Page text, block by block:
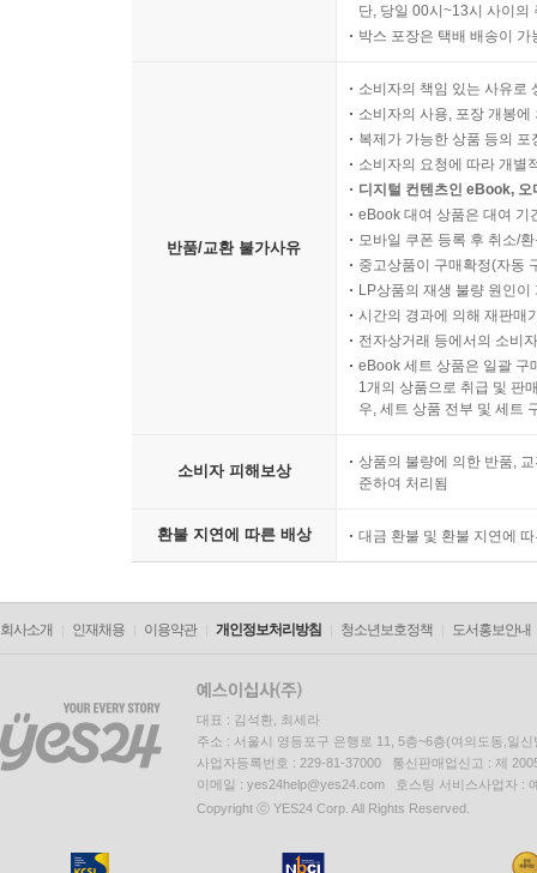
단, 당일 00시~13시 사이의
박스 포장은 택배 배송이
반품/교환 불가사유
소비자의 책임 있는 사유로
소비자의 사용, 포장 개봉
복제가 가능한 상품 등의
소비자의 요청에 따라 개별
디지털 컨텐츠인 eBook,
eBook 대여 상품은 대여 기
모바일 쿠폰 등록 후 취소/
중고상품이 구매확정(자동
LP상품의 재생 불량 원인
시간의 경과에 의해 재판매
전자상거래 등에서의 소비
eBook 세트 상품은 일괄 구
1개의 상품으로 취급 및 판
우, 세트 상품 전부 및 세트
소비자 피해보상
상품의 불량에 의한 반품,
준하여 처리됨
환불 지연에 따른 배상 대금 환불 및 환불 지연에
회사소개 인재채용 이용약관 개인정보처리방침 청소년보호정책 도서홍보안내
대표 : 김석환, 최세라
주소 : 서울시 영등포구 은행로 11, 5층~6층(여의도동,일신
사업자등록번호 : 229-81-37000 통신판매업신고 : 제
이메일 : yes24help@yes24.com 호스팅 서비스사업자 :
Copyright ⓒ YES24 Corp. All Rights Reserved.